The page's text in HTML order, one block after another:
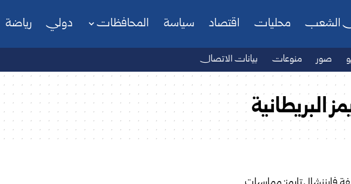
الشعب محليات اقتصاد سياسة المحافظات دولي رياضة
صور منوعات بيانات الاتصال
البريطانية